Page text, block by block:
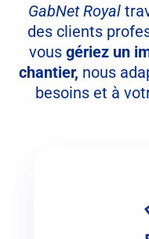
GabNet Royal
des clients
vous gériez un
chantier, nous
besoins et à